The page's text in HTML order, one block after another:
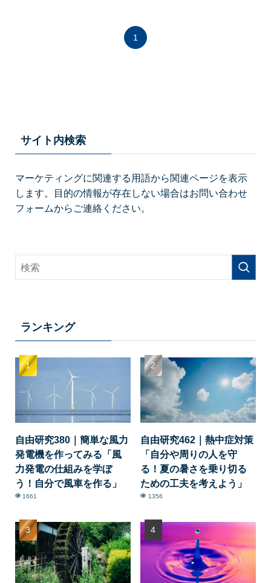
1
サイト内検索
マーケティングに関連する用語から関連ページを表示
します。目的の情報が存在しない場合はお問い合わせ
フォームからご連絡ください。
ランキング
自由研究380｜簡単な風力
発電機を作ってみる「風
力発電の仕組みを学ぼ
う！自分で風車を作る」
1661
自由研究462｜熱中症対策
「自分や周りの人を守
る！夏の暑さを乗り切る
ための工夫を考えよう」
1356